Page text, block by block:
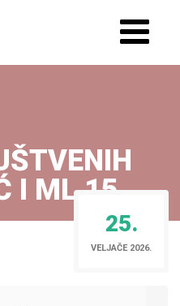
I ML 15
25.
VELJAČE 2026.